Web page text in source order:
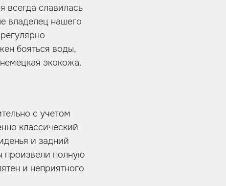
всегда славилась
владелец нашего
бояться воды,
экокожа.
с учетом
классический
и задний
произвели полную
и неприятного